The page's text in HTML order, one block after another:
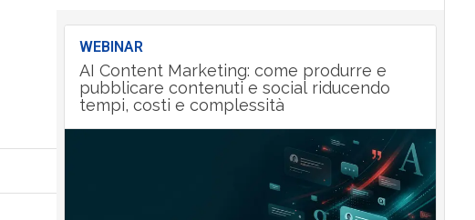
WEBINAR
AI Content Marketing: come produrre e
pubblicare contenuti e social riducendo
tempi, costi e complessità